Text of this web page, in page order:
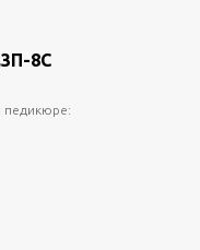
8С
педикюре: